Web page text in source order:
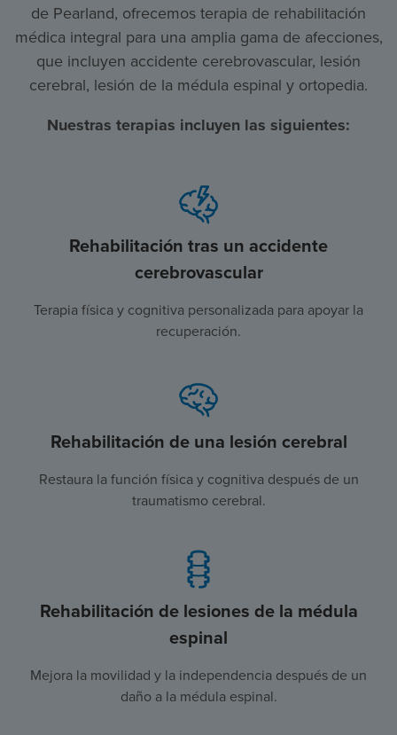
de Pearland, ofrecemos terapia de rehabilitación
médica integral para una amplia gama de afecciones,
que incluyen accidente cerebrovascular, lesión
cerebral, lesión de la médula espinal y ortopedia.
Nuestras terapias incluyen las siguientes:
Rehabilitación tras un accidente
cerebrovascular
Terapia física y cognitiva personalizada para apoyar la
recuperación.
Rehabilitación de una lesión cerebral
Restaura la función física y cognitiva después de un
traumatismo cerebral.
Rehabilitación de lesiones de la médula
espinal
Mejora la movilidad y la independencia después de un
daño a la médula espinal.